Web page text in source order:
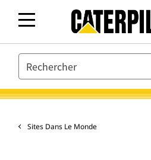
SEARCH
Sites Dans Le Monde